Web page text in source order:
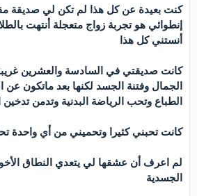
كنت بعيدة عن كل هذا لم تكن لي صديقة
إنطوائي هو تجربة زواج متعجلة أنتهت
أنستني كل هذا
كانت صديقتي في السادسة والعشرين
الجمال وفتنة الجسد لكنها بعد ماتكون عن
الطباع وتحب الرياضة البدنية وتدمن تدخين
كانت تحبني كثيرا وتحميني من أي واحدة
لم اعرف أن عشقها لي يتعدي النطاق
الجسدية